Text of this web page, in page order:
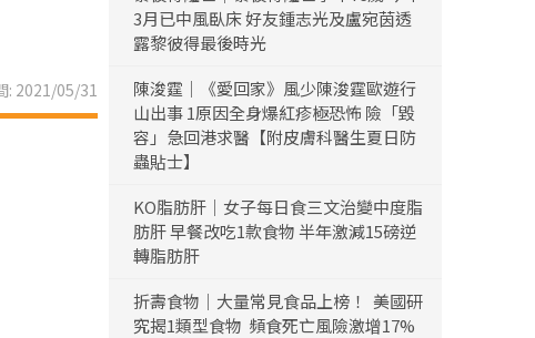
: 2021/05/31
3月已中風臥床 好友鍾志光及盧宛茵透
露黎彼得最後時光
陳浚霆｜《愛回家》風少陳浚霆歐遊行
山出事 1原因全身爆紅疹極恐怖 險「毀
容」急回港求醫【附皮膚科醫生夏日防
蟲貼士】
KO脂肪肝｜女子每日食三文治變中度脂
肪肝 早餐改吃1款食物 半年激減15磅逆
轉脂肪肝
折壽食物｜大量常見食品上榜！ 美國研
究揭1類型食物 頻食死亡風險激增17%